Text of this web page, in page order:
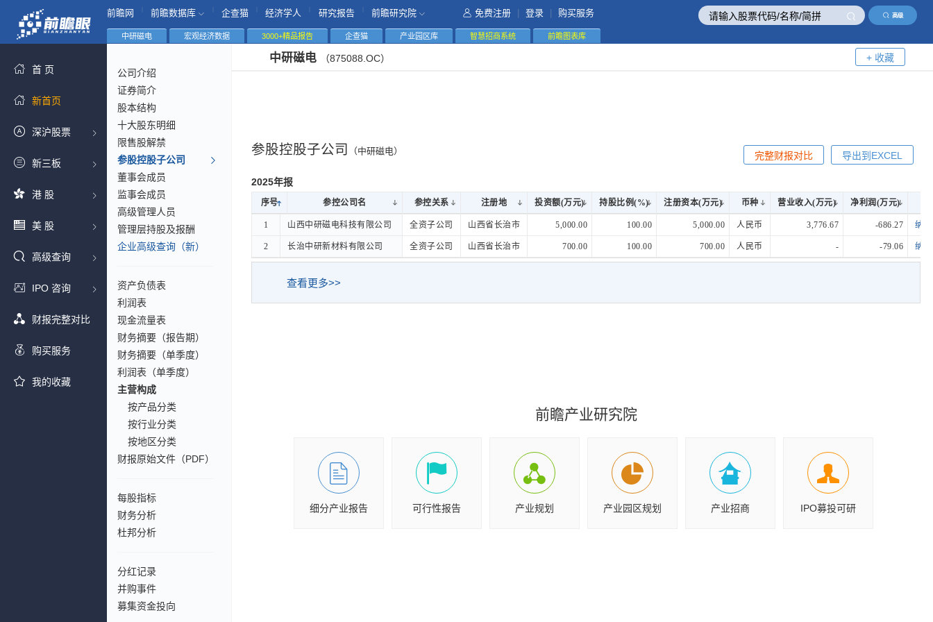
高级
前瞻网 前瞻数据库 企查猫 经济学人 研究报告 前瞻研究院 免费注册 登录 购买服务
首 页
新首页
深沪股票
新三板
港 股
美 股
高级查询
IPO 咨询
财报完整对比
购买服务
我的收藏
中研磁电 宏观经济数据 3000+精品报告 企查猫 产业园区库 智慧招商系统 前瞻图表库
公司介绍
证券简介
股本结构
十大股东明细
限售股解禁
参股控股子公司
董事会成员
监事会成员
高级管理人员
管理层持股及报酬
企业高级查询（新）
资产负债表
利润表
现金流量表
财务摘要（报告期）
财务摘要（单季度）
利润表（单季度）
主营构成
按产品分类
按行业分类
按地区分类
财报原始文件（PDF）
每股指标
财务分析
杜邦分析
分红记录
并购事件
募集资金投向
中研磁电 （875088.OC） + 收藏
参股控股子公司 （中研磁电） 导出到EXCEL
完整财报对比
2025年报
序号 参控公司名 参控关系 注册地 投资额(万元) 持股比例(%) 注册资本(万元) 币种 营业收入(万元)
净利润(万元)
序号
参控公司名 参控关系 注册地 投资额(万元) 持股比例(%) 注册资本(万元) 币种 营业收入(万元) 净利润(万元)
1 山西中研磁电科技有限公司 全资子公司 山西省长治市 5,000.00 100.00 5,000.00 人民币 3,776.67 -686.27 纳
2 长治中研新材料有限公司 全资子公司 山西省长治市 700.00 100.00 700.00 人民币 - -79.06 纳
序号 参控公司名
1 山西中研磁电科技有限公司
2 长治中研新材料有限公司
查看更多>>
前瞻产业研究院
细分产业报告 可行性报告 产业规划 产业园区规划 产业招商 IPO募投可研